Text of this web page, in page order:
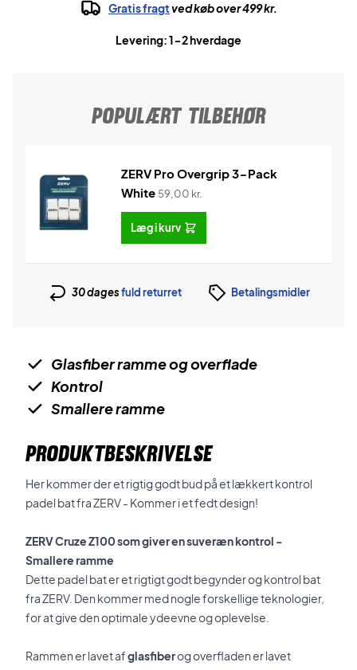
Gratis fragtved køb over 499 kr.
Levering: 1-2 hverdage
POPULÆRT TILBEHØR
ZERV Pro Overgrip 3-Pack
White 59,00 kr.
Læg i kurv
30 dagesfuld returret Betalingsmidler
Glasfiber ramme og overflade
Kontrol
Smallere ramme
PRODUKTBESKRIVELSE
Her kommer der et rigtig godt bud på et lækkert kontrol
padel bat fra ZERV - Kommer i et fedt design!
ZERV Cruze Z100 som giver en suveræn kontrol -
Smallere ramme
Dette padel bat er et rigtigt godt begynder og kontrol bat
fra ZERV. Den kommer med nogle forskellige teknologier,
for at give den optimale ydeevne og oplevelse.
Rammen er lavet afglasfiberog overfladen er lavet